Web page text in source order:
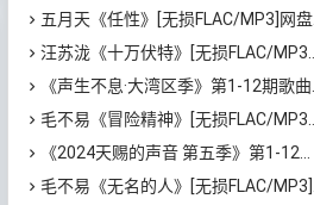
五月天《任性》[无损FLAC/MP3]网盘下载
汪苏泷《十万伏特》[无损FLAC/MP3/672MB]百度云网盘下载
《声生不息·大湾区季》第1-12期歌曲合集[无损FLAC/MP3]百度云网盘下载
毛不易《冒险精神》[无损FLAC/MP3/651MB]迅雷云网盘下载
《2024天赐的声音 第五季》第1-12期歌曲[无损FLAC/MP3]百度云网盘下载
毛不易《无名的人》[无损FLAC/MP3]迅雷云网盘下载